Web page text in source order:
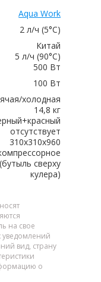
Aqua Work
2 л/ч (5°C)
Китай
5 л/ч (90°C)
500 Вт
100 Вт
холодная
14,8 кг
отсутствует
310х310х960
сверху
кулера)
на свое
уведомлений
вид, страну
о